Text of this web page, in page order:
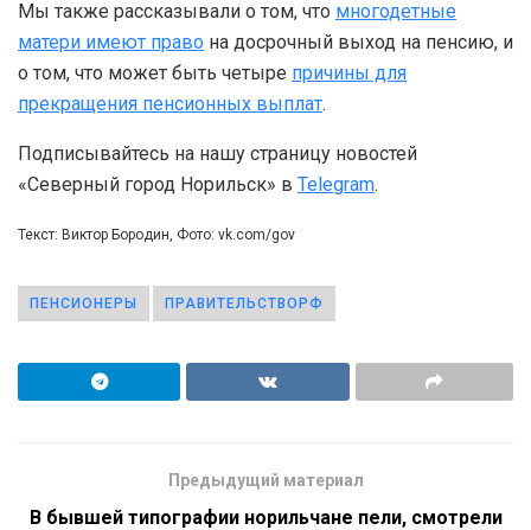
Мы также рассказывали о том, что многодетные
матери имеют право на досрочный выход на пенсию, и
о том, что может быть четыре причины для
прекращения пенсионных выплат.
Подписывайтесь на нашу страницу новостей
«Северный город Норильск» в Telegram.
Текст: Виктор Бородин, Фото: vk.com/gov
ПЕНСИОНЕРЫ ПРАВИТЕЛЬСТВОРФ
Предыдущий материал
В бывшей типографии норильчане пели, смотрели